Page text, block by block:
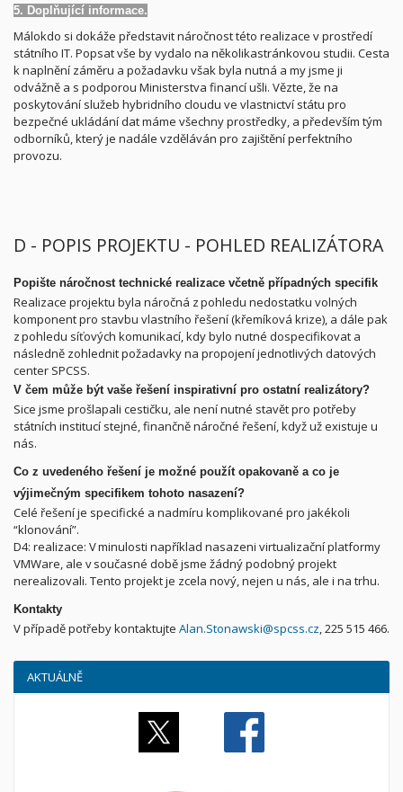
5. Doplňující informace.
Málokdo si dokáže představit náročnost této realizace v prostředí
státního IT. Popsat vše by vydalo na několikastránkovou studii. Cesta
k naplnění záměru a požadavku však byla nutná a my jsme ji
odvážně a s podporou Ministerstva financí ušli. Vězte, že na
poskytování služeb hybridního cloudu ve vlastnictví státu pro
bezpečné ukládání dat máme všechny prostředky, a především tým
odborníků, který je nadále vzděláván pro zajištění perfektního
provozu.
D - POPIS PROJEKTU - POHLED REALIZÁTORA
Popište náročnost technické realizace včetně případných specifik
Realizace projektu byla náročná z pohledu nedostatku volných
komponent pro stavbu vlastního řešení (křemíková krize), a dále pak
z pohledu síťových komunikací, kdy bylo nutné dospecifikovat a
následně zohlednit požadavky na propojení jednotlivých datových
center SPCSS.
V čem může být vaše řešení inspirativní pro ostatní realizátory?
Sice jsme prošlapali cestičku, ale není nutné stavět pro potřeby
státních institucí stejné, finančně náročné řešení, když už existuje u
nás.
Co z uvedeného řešení je možné použít opakovaně a co je
výjimečným specifikem tohoto nasazení?
Celé řešení je specifické a nadmíru komplikované pro jakékoli
“klonování”.
D4: realizace: V minulosti například nasazeni virtualizační platformy
VMWare, ale v současné době jsme žádný podobný projekt
nerealizovali. Tento projekt je zcela nový, nejen u nás, ale i na trhu.
Kontakty
V případě potřeby kontaktujte Alan.Stonawski@spcss.cz, 225 515 466.
AKTUÁLNĚ